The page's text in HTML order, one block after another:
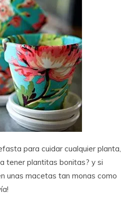
para cuidar cualquier planta,
tener plantitas bonitas? y si
unas macetas tan monas como